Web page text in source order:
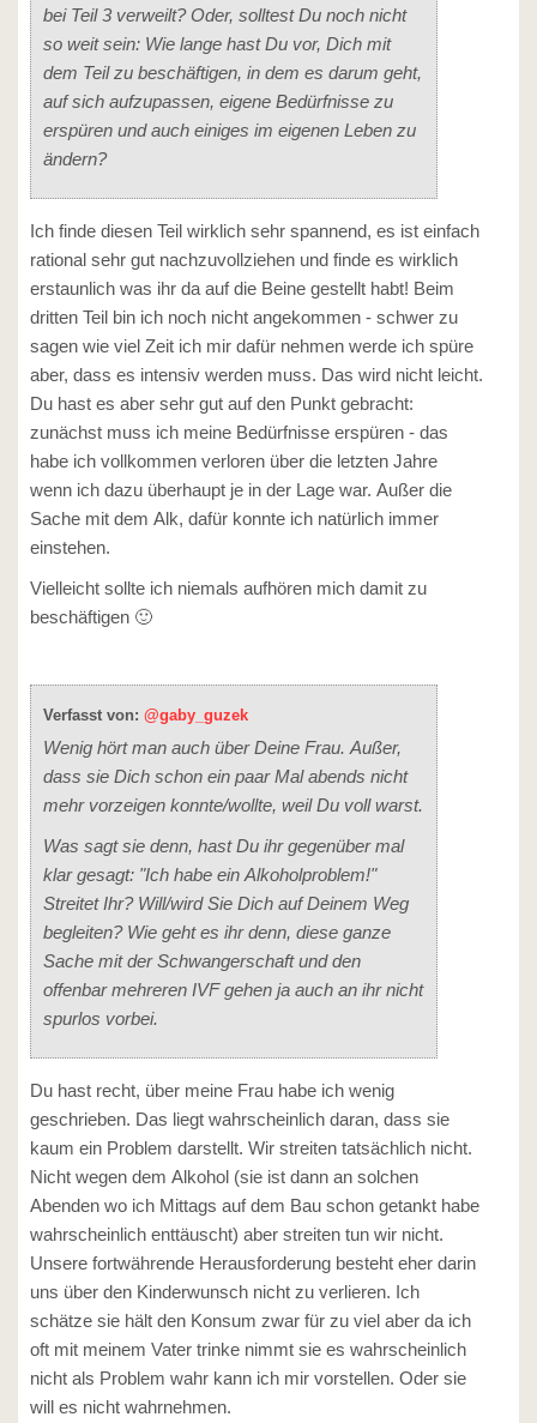
bei Teil 3 verweilt? Oder, solltest Du noch nicht
so weit sein: Wie lange hast Du vor, Dich mit
dem Teil zu beschäftigen, in dem es darum geht,
auf sich aufzupassen, eigene Bedürfnisse zu
erspüren und auch einiges im eigenen Leben zu
ändern?
Ich finde diesen Teil wirklich sehr spannend, es ist einfach
rational sehr gut nachzuvollziehen und finde es wirklich
erstaunlich was ihr da auf die Beine gestellt habt! Beim
dritten Teil bin ich noch nicht angekommen - schwer zu
sagen wie viel Zeit ich mir dafür nehmen werde ich spüre
aber, dass es intensiv werden muss. Das wird nicht leicht.
Du hast es aber sehr gut auf den Punkt gebracht:
zunächst muss ich meine Bedürfnisse erspüren - das
habe ich vollkommen verloren über die letzten Jahre
wenn ich dazu überhaupt je in der Lage war. Außer die
Sache mit dem Alk, dafür konnte ich natürlich immer
einstehen.
Vielleicht sollte ich niemals aufhören mich damit zu
beschäftigen 🙂
Verfasst von: @gaby_guzek
Wenig hört man auch über Deine Frau. Außer,
dass sie Dich schon ein paar Mal abends nicht
mehr vorzeigen konnte/wollte, weil Du voll warst.
Was sagt sie denn, hast Du ihr gegenüber mal
klar gesagt: "Ich habe ein Alkoholproblem!"
Streitet Ihr? Will/wird Sie Dich auf Deinem Weg
begleiten? Wie geht es ihr denn, diese ganze
Sache mit der Schwangerschaft und den
offenbar mehreren IVF gehen ja auch an ihr nicht
spurlos vorbei.
Du hast recht, über meine Frau habe ich wenig
geschrieben. Das liegt wahrscheinlich daran, dass sie
kaum ein Problem darstellt. Wir streiten tatsächlich nicht.
Nicht wegen dem Alkohol (sie ist dann an solchen
Abenden wo ich Mittags auf dem Bau schon getankt habe
wahrscheinlich enttäuscht) aber streiten tun wir nicht.
Unsere fortwährende Herausforderung besteht eher darin
uns über den Kinderwunsch nicht zu verlieren. Ich
schätze sie hält den Konsum zwar für zu viel aber da ich
oft mit meinem Vater trinke nimmt sie es wahrscheinlich
nicht als Problem wahr kann ich mir vorstellen. Oder sie
will es nicht wahrnehmen.